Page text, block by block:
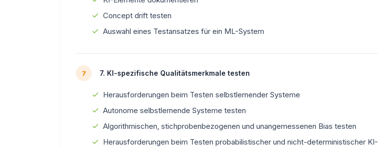
Concept drift testen
Auswahl eines Testansatzes für ein ML-System
7 7. KI-spezifische Qualitätsmerkmale testen
Herausforderungen beim Testen selbstlernender Systeme
Autonome selbstlernende Systeme testen
Algorithmischen, stichprobenbezogenen und unangemessenen Bias testen
Herausforderungen beim Testen probabilistischer und nicht-deterministischer KI-